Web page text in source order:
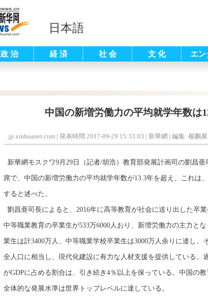
日本語
政 治 経 済 社 会 文 化 エン
中国の新増労働力の平均就学年数は
jp.xinhuanet.com | 発表時間 2017-09-29 15:33:03 | 新華網 | 編集: 楊鵬展
新華網モスクワ9月29日（記者/胡浩）教育部発展計画司の劉昌
席で、中国の新増労働力の平均就学年数が13.3年を超え、これは
すると述べた。
劉昌亜司長によると、2016年に高等教育が社会に送り出した卒業
中等職業教育の卒業生が533万6000人おり、新増労働力の主力と
業生は計3400万人、中等職業学校卒業生は3000万人余りに達し、
全人口に相当し、現代化建設に有力な人材支援を提供している。
がGDPに占める割合は、引き続き4％以上を保っている。中国の教
全体的な発展水準は世界トップレベルに達している。